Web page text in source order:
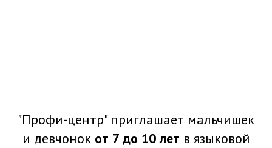
"Профи-центр" приглашает мальчишек
и девчонок от 7 до 10 лет в языковой